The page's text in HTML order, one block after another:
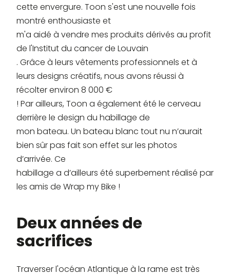
cette envergure. Toon s'est une nouvelle fois
montré enthousiaste et
m'a aidé à vendre mes produits dérivés au profit
de l'Institut du cancer de Louvain
. Grâce à leurs vêtements professionnels et à
leurs designs créatifs, nous avons réussi à
récolter environ 8 000 €
! Par ailleurs, Toon a également été le cerveau
derrière le design du habillage de
mon bateau. Un bateau blanc tout nu n’aurait
bien sûr pas fait son effet sur les photos
d’arrivée. Ce
habillage a d’ailleurs été superbement réalisé par
les amis de Wrap my Bike !
Deux années de
sacrifices
Traverser l'océan Atlantique à la rame est très